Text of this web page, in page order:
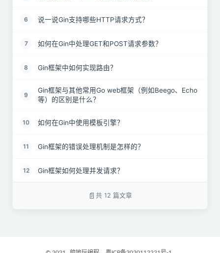
6 说一说Gin支持哪些HTTP请求方式？
7 如何在Gin中处理GET和POST请求参数？
8 Gin框架中如何实现路由？
9
Gin框架与其他常用Go web框架（例如Beego、Echo
等）的区别是什么？
10 如何在Gin中使用模板引擎？
11 Gin框架的错误处理机制是怎样的？
12 Gin框架如何处理并发请求？
共 12 篇文章